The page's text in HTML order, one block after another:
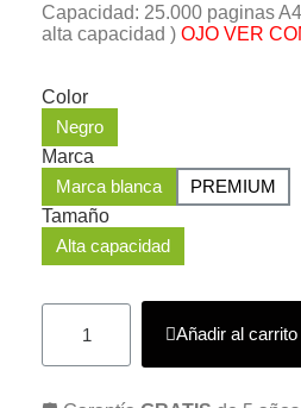
Capacidad: 25.000 paginas
alta capacidad ) OJO VER
Color
Negro
Marca
Marca blanca
PREMIUM
Tamaño
Alta capacidad
Añadir al carrito